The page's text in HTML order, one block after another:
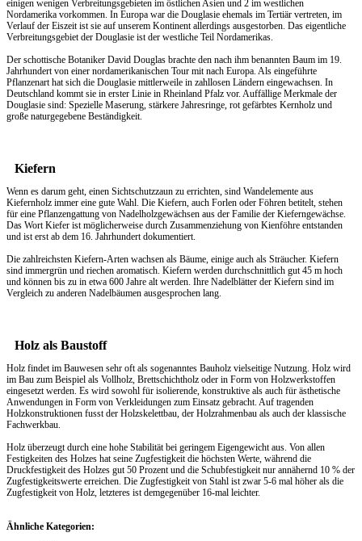
einigen wenigen Verbreitungsgebieten im östlichen Asien und 2 im westlichen
Nordamerika vorkommen. In Europa war die Douglasie ehemals im Tertiär vertreten, im
Verlauf der Eiszeit ist sie auf unserem Kontinent allerdings ausgestorben. Das eigentliche
Verbreitungsgebiet der Douglasie ist der westliche Teil Nordamerikas.
Der schottische Botaniker David Douglas brachte den nach ihm benannten Baum im 19.
Jahrhundert von einer nordamerikanischen Tour mit nach Europa. Als eingeführte
Pflanzenart hat sich die Douglasie mittlerweile in zahllosen Ländern eingewachsen. In
Deutschland kommt sie in erster Linie in Rheinland Pfalz vor. Auffällige Merkmale der
Douglasie sind: Spezielle Maserung, stärkere Jahresringe, rot gefärbtes Kernholz und
große naturgegebene Beständigkeit.
Kiefern
Wenn es darum geht, einen Sichtschutzzaun zu errichten, sind Wandelemente aus
Kiefernholz immer eine gute Wahl. Die Kiefern, auch Forlen oder Föhren betitelt, stehen
für eine Pflanzengattung von Nadelholzgewächsen aus der Familie der Kieferngewächse.
Das Wort Kiefer ist möglicherweise durch Zusammenziehung von Kienföhre entstanden
und ist erst ab dem 16. Jahrhundert dokumentiert.
Die zahlreichsten Kiefern-Arten wachsen als Bäume, einige auch als Sträucher. Kiefern
sind immergrün und riechen aromatisch. Kiefern werden durchschnittlich gut 45 m hoch
und können bis zu in etwa 600 Jahre alt werden. Ihre Nadelblätter der Kiefern sind im
Vergleich zu anderen Nadelbäumen ausgesprochen lang.
Holz als Baustoff
Holz findet im Bauwesen sehr oft als sogenanntes Bauholz vielseitige Nutzung. Holz wird
im Bau zum Beispiel als Vollholz, Brettschichtholz oder in Form von Holzwerkstoffen
eingesetzt werden. Es wird sowohl für isolierende, konstruktive als auch für ästhetische
Anwendungen in Form von Verkleidungen zum Einsatz gebracht. Auf tragenden
Holzkonstruktionen fusst der Holzskelettbau, der Holzrahmenbau als auch der klassische
Fachwerkbau.
Holz überzeugt durch eine hohe Stabilität bei geringem Eigengewicht aus. Von allen
Festigkeiten des Holzes hat seine Zugfestigkeit die höchsten Werte, während die
Druckfestigkeit des Holzes gut 50 Prozent und die Schubfestigkeit nur annähernd 10 % der
Zugfestigkeitswerte erreichen. Die Zugfestigkeit von Stahl ist zwar 5-6 mal höher als die
Zugfestigkeit von Holz, letzteres ist demgegenüber 16-mal leichter.
Ähnliche Kategorien: